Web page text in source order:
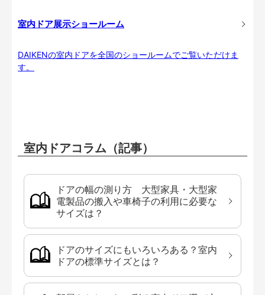
室内ドア展示ショールーム
DAIKENの室内ドアを全国のショールームでご覧いただけま
す。
室内ドアコラム（記事）
ドアの幅の測り方 大型家具・大型家
電製品の搬入や車椅子の利用に必要な
サイズは？
ドアのサイズにもいろいろある？室内
ドアの標準サイズとは？